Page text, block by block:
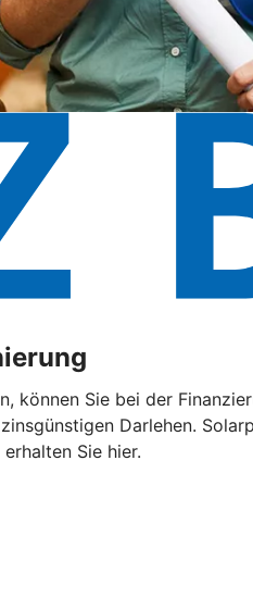
können Sie bei der
Darlehen.
Sie hier.